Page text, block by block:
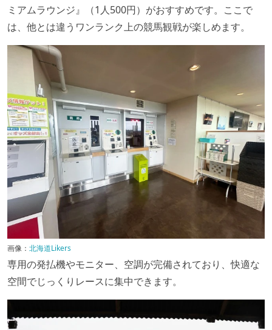
ミアムラウンジ』（1人500円）がおすすめです。ここで
は、他とは違うワンランク上の競馬観戦が楽しめます。
画像： 北海道Likers
専用の発払機やモニター、空調が完備されており、快適な
空間でじっくりレースに集中できます。